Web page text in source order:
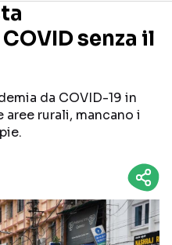
social
senza il
da COVID-19 in
rurali, mancano i